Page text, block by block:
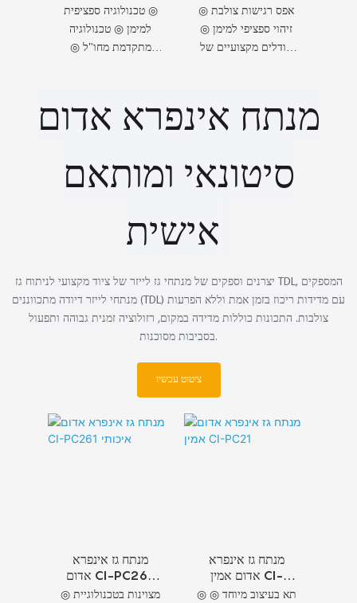
◎ טכנולוגיה ספציפית
למימן ◎ טכנולוגיה
מתקדמת מחו"ל ◎
אפס רגישות צולבת ◎
זיהוי ספציפי למימן ◎
מודלים מקצועיים של
מנתח אינפרא אדום
סיטונאי ומותאם
אישית
יצרנים וספקים של מנתחי גז לייזר של ציוד מקצועי לניתוח גז TDL, המספקים
מנתחי לייזר דיודה מתכווננים (TDL) עם מדידות ריכוז בזמן אמת וללא הפרעות
צולבות. התכונות כוללות מדידה במקום, רזולוציה זמנית גבוהה ותפעול
בסביבות מסוכנות.
ציטוט עכשיו
מנתח גז אינפרא
אדום CI-PC261
איכותי
◎ מצוינות בטכנולוגיית
מנתח גז אינפרא
אדום אמין CI-
PC21
◎ תא בעיצוב מיוחד ◎